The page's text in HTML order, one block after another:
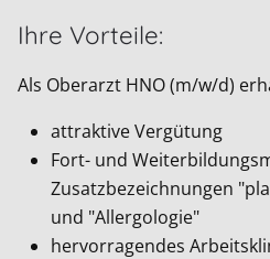
Ihre Vorteile:
Als Oberarzt HNO (m/w/d)
attraktive Vergütung
Fort- und
Zusatzbezeichnungen
und "Allergologie"
hervorragendes